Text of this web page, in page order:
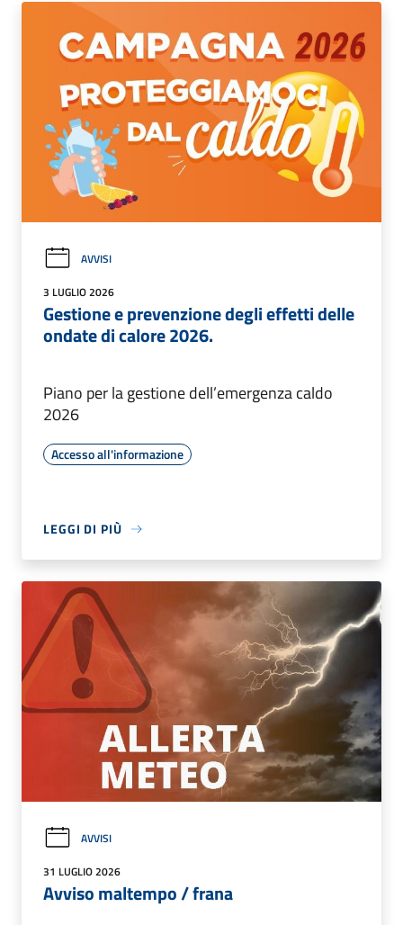
AVVISI
3 LUGLIO 2026
Gestione e prevenzione degli effetti delle
ondate di calore 2026.
Piano per la gestione dell’emergenza caldo
2026
Accesso all'informazione
LEGGI DI PIÙ
AVVISI
31 LUGLIO 2026
Avviso maltempo / frana